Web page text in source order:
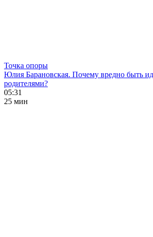
Точка опоры
Юлия Барановская. Почему вредно быть
родителями?
05:31
25 мин